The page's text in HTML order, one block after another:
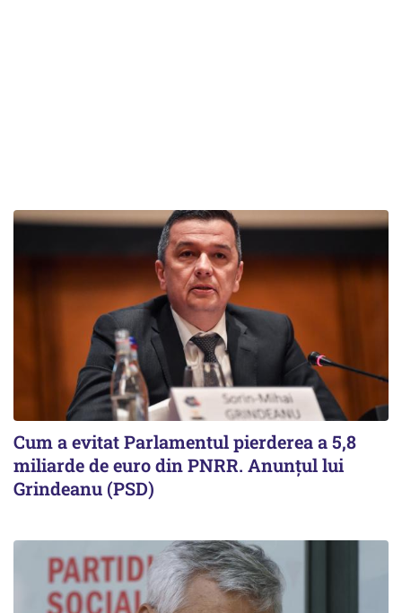
Cum a evitat Parlamentul pierderea a 5,8
miliarde de euro din PNRR. Anunțul lui
Grindeanu (PSD)